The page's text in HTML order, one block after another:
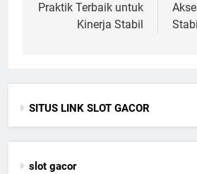
Praktik Terbaik untuk
Kinerja Stabil
Stabil
SITUS LINK SLOT GACOR
slot gacor